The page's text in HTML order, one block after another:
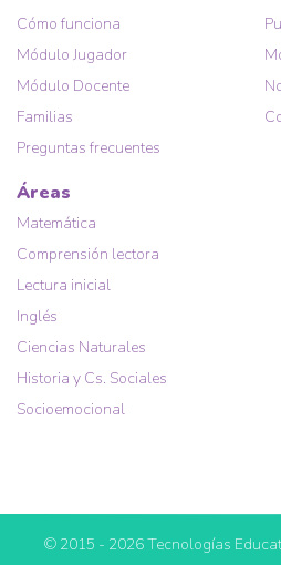
Cómo funciona
Módulo Jugador
Módulo Docente
Familias
Preguntas frecuentes
Áreas
Matemática
Comprensión lectora
Lectura inicial
Inglés
Ciencias Naturales
Historia y Cs. Sociales
Socioemocional
© 2015 - 2026 Tecnologías